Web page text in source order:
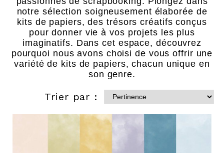
notre sélection soigneusement élaborée de
kits de papiers, des trésors créatifs conçus
pour donner vie à vos projets les plus
imaginatifs. Dans cet espace, découvrez
pourquoi nous avons choisi de vous offrir une
variété de kits de papiers, chacun unique en
son genre.
Trier par :